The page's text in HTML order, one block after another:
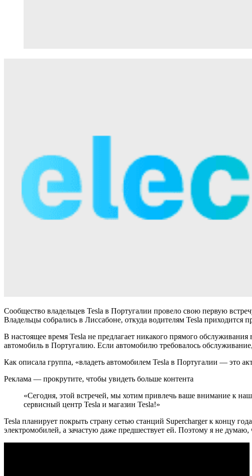
Сообщество владельцев Tesla в Португалии провело свою первую
Владельцы собрались в Лиссабоне, откуда водителям Tesla приходится
В настоящее время Tesla не предлагает никакого прямого
автомобиль в Португалию. Если автомобилю требовалось
Как описала группа, «владеть автомобилем Tesla в Португалии — это
Реклама — прокрутите, чтобы увидеть больше контента
«Сегодня, этой встречей, мы хотим привлечь ваше внимание к
сервисный центр Tesla и магазин Tesla!»
Tesla планирует покрыть страну сетью станций Supercharger к концу
электромобилей, а зачастую даже предшествует ей. Поэтому я не